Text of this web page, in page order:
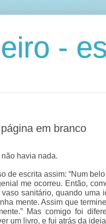
-
em branco
havia nada.
de escrita assim: “Num
me ocorreu. Então,
sanitário, quando uma
mente. Assim que
Mas comigo foi
um livro, e fui atrás da